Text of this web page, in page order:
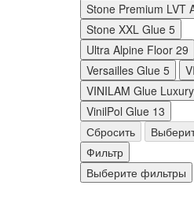
Stone Premium LVT
Stone XXL Glue 5
Ultra Alpine Floor 29
Versailles Glue 5
VINILAM Glue Luxury
VinilPol Glue 13
Сбросить
Фильтр
Выберите фильтры